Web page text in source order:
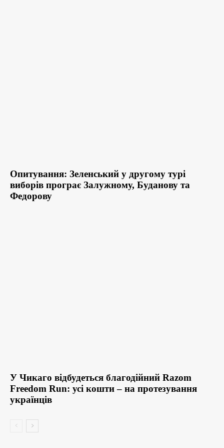
Опитування: Зеленський у другому турі
виборів програє Залужному, Буданову та
Федорову
У Чикаго відбудеться благодійний Razom
Freedom Run: усі кошти – на протезування
українців